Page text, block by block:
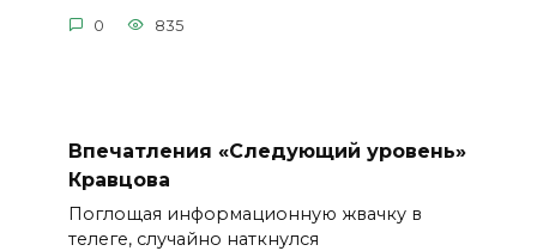
0 835
Впечатления «Следующий уровень»
Кравцова
Поглощая информационную жвачку в
телеге, случайно наткнулся